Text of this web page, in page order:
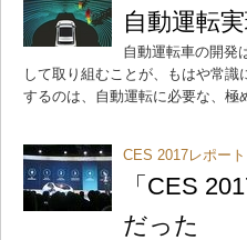
自動運転
自動運転車の開発
して取り組むことが、もはや常
するのは、自動運転に必要な、極
CES 2017レポート
「CES
だった